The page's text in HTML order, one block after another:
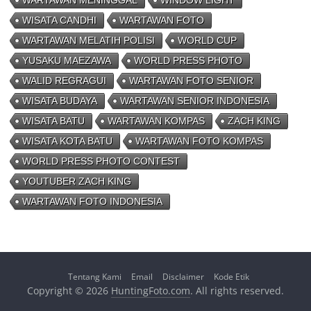
WISATA CANDHI
WARTAWAN FOTO
WARTAWAN MELATIH POLISI
WORLD CUP
YUSAKU MAEZAWA
WORLD PRESS PHOTO
WALID REGRAGUI
WARTAWAN FOTO SENIOR
WISATA BUDAYA
WARTAWAN SENIOR INDONESIA
WISATA BATU
WARTAWAN KOMPAS
ZACH KING
WISATA KOTA BATU
WARTAWAN FOTO KOMPAS
WORLD PRESS PHOTO CONTEST
YOUTUBER ZACH KING
WARTAWAN FOTO INDONESIA
Tentang Kami Email Disclaimer Kode Etik
Copyright © 2026 HuntingFoto.com. All rights reserved.